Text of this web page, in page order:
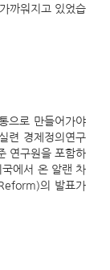
까워지고 있었습
으로 만들어가야
련 경제정의연구
연구원을 포함하
에서 온 알랜 차
의 발표가